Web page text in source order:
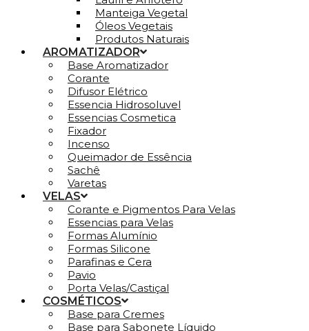
Manteiga Vegetal
Óleos Vegetais
Produtos Naturais
AROMATIZADOR
Base Aromatizador
Corante
Difusor Elétrico
Essencia Hidrosoluvel
Essencias Cosmetica
Fixador
Incenso
Queimador de Essência
Sachê
Varetas
VELAS
Corante e Pigmentos Para Velas
Essencias para Velas
Formas Alumínio
Formas Silicone
Parafinas e Cera
Pavio
Porta Velas/Castiçal
COSMÉTICOS
Base para Cremes
Base para Sabonete Líquido